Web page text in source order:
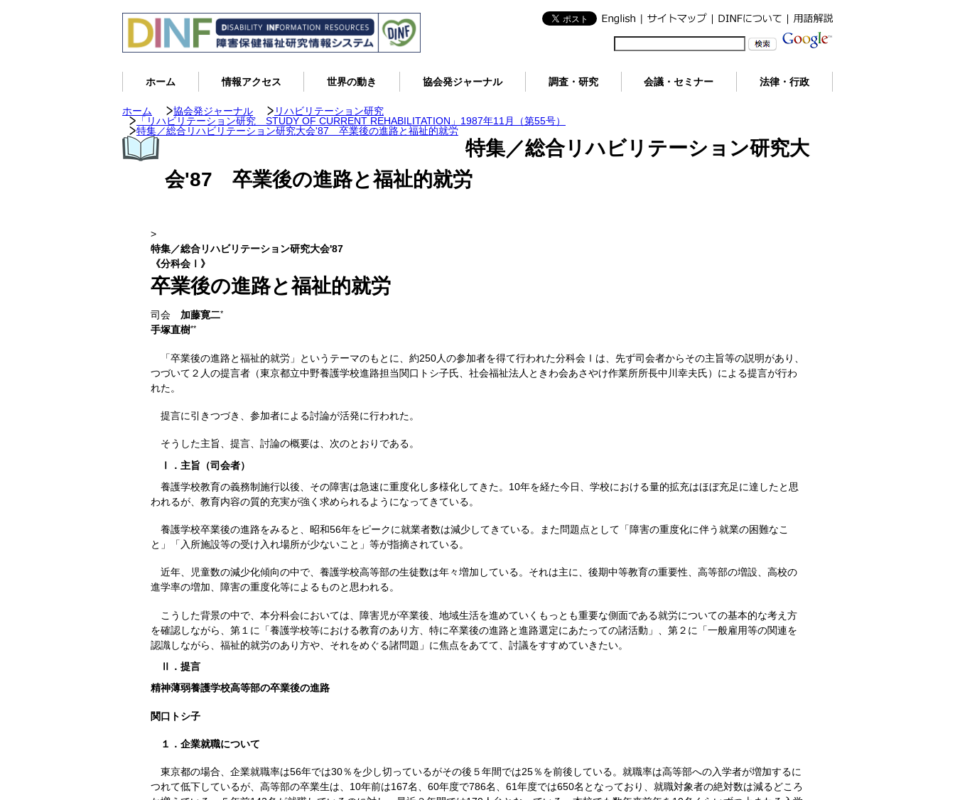
ホーム 情報アクセス 世界の動き 協会発ジャーナル 調査・研究 会議・セミナー 法律・行政
ホーム 協会発ジャーナル
リハビリテーション研究
「リハビリテーション研究 STUDY OF CURRENT REHABILITATION」1987年11月（第55号）
特集／総合リハビリテーション研究大会'87 卒業後の進路と福祉的就労
特集／総合リハビリテーション研究大
会'87 卒業後の進路と福祉的就労
>
特集／総合リハビリテーション研究大会'87
《分科会Ⅰ》
卒業後の進路と福祉的就労
司会 加藤寛二*
手塚直樹**
「卒業後の進路と福祉的就労」というテーマのもとに、約250人の参加者を得て行われた分科会Ⅰは、先ず司会者からその主旨等の説明があり、
つづいて２人の提言者（東京都立中野養護学校進路担当関口トシ子氏、社会福祉法人ときわ会あさやけ作業所所長中川幸夫氏）による提言が行わ
れた。
提言に引きつづき、参加者による討論が活発に行われた。
そうした主旨、提言、討論の概要は、次のとおりである。
Ⅰ．主旨（司会者）
養護学校教育の義務制施行以後、その障害は急速に重度化し多様化してきた。10年を経た今日、学校における量的拡充はほぼ充足に達したと思
われるが、教育内容の質的充実が強く求められるようになってきている。
養護学校卒業後の進路をみると、昭和56年をピークに就業者数は減少してきている。また問題点として「障害の重度化に伴う就業の困難なこ
と」「入所施設等の受け入れ場所が少ないこと」等が指摘されている。
近年、児童数の減少化傾向の中で、養護学校高等部の生徒数は年々増加している。それは主に、後期中等教育の重要性、高等部の増設、高校の
進学率の増加、障害の重度化等によるものと思われる。
こうした背景の中で、本分科会においては、障害児が卒業後、地域生活を進めていくもっとも重要な側面である就労についての基本的な考え方
を確認しながら、第１に「養護学校等における教育のあり方、特に卒業後の進路と進路選定にあたっての諸活動」、第２に「一般雇用等の関連を
認識しながら、福祉的就労のあり方や、それをめぐる諸問題」に焦点をあてて、討議をすすめていきたい。
Ⅱ．提言
精神薄弱養護学校高等部の卒業後の進路
関口トシ子
１．企業就職について
東京都の場合、企業就職率は56年では30％を少し切っているがその後５年間では25％を前後している。就職率は高等部への入学者が増加するに
つれて低下しているが、高等部の卒業生は、10年前は167名、60年度で786名、61年度では650名となっており、就職対象者の絶対数は減るどころ